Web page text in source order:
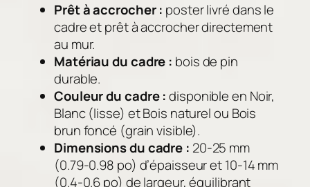
Prêt à accrocher : poster livré dans le
cadre et prêt à accrocher directement
au mur.
Matériau du cadre : bois de pin
durable.
Couleur du cadre :disponible en Noir,
Blanc (lisse) et Bois naturel ou Bois
brun foncé (grain visible).
Dimensions du cadre : 20-25 mm
(0.79-0.98 po) d’épaisseur et 10-14 mm
(0.4-0.6 po) de largeur, équilibrant